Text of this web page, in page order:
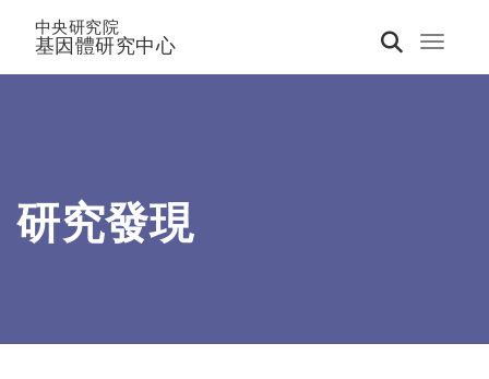
Toggle
中央研究院
基因體研究中心
研究發現